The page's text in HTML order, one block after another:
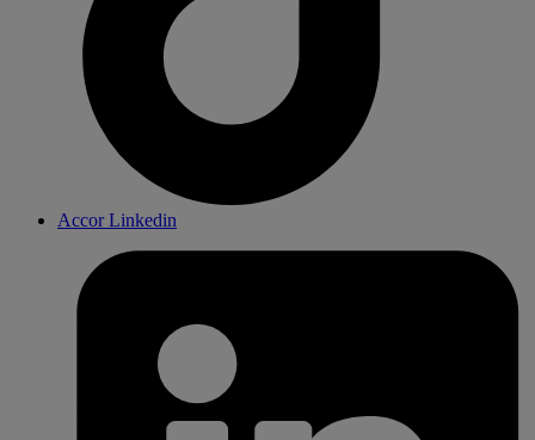
Accor Linkedin